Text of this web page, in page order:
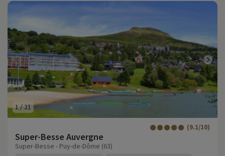
1/21
Super-Besse Auvergne
(9.1/10)
Super-Besse - Puy-de-Dôme (63)